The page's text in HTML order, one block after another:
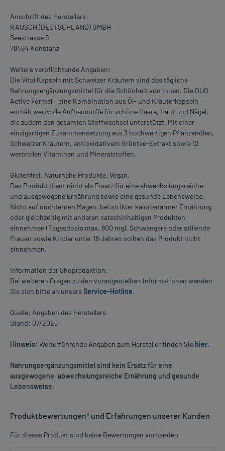
Anschrift des Herstellers:
RAUSCH (DEUTSCHLAND) GMBH
Seestrasse 9
78464 Konstanz
Weitere verpflichtende Angaben:
Die Vital Kapseln mit Schweizer Kräutern sind das tägliche
Nahrungsergänzungsmittel für die Schönheit von innen. Die DUO
Active Formel – eine Kombination aus Öl- und Kräuterkapseln –
enthält wertvolle Aufbaustoffe für schöne Haare, Haut und Nägel,
die zudem den gesamten Stoffwechsel unterstützt. Mit einer
einzigartigen Zusammensetzung aus 3 hochwertigen Pflanzenölen,
Schweizer Kräutern, antioxidativem Grüntee-Extrakt sowie 12
wertvollen Vitaminen und Mineralstoffen.
Glutenfrei. Naturnahe Produkte. Vegan.
Das Produkt dient nicht als Ersatz für eine abwechslungsreiche
und ausgewogene Ernährung sowie eine gesunde Lebensweise.
Nicht auf nüchternen Magen, bei strikter kalorienarmer Ernährung
oder gleichzeitig mit anderen catechinhaltigen Produkten
einnehmen (Tagesdosis max. 800 mg). Schwangere oder stillende
Frauen sowie Kinder unter 18 Jahren sollten das Produkt nicht
einnehmen.
Information der Shopredaktion:
Bei weiteren Fragen zu den vorangestellten Informationen wenden
Sie sich bitte an unsereService-Hotline.
Quelle: Angaben des Herstellers
Stand: 07/2025
Hinweis: Weiterführende Angaben zum Hersteller finden Sie hier.
Nahrungsergänzungsmittel sind kein Ersatz für eine
ausgewogene, abwechslungsreiche Ernährung und gesunde
Lebensweise.
Produktbewertungen* und Erfahrungen unserer Kunden
Für dieses Produkt sind keine Bewertungen vorhanden